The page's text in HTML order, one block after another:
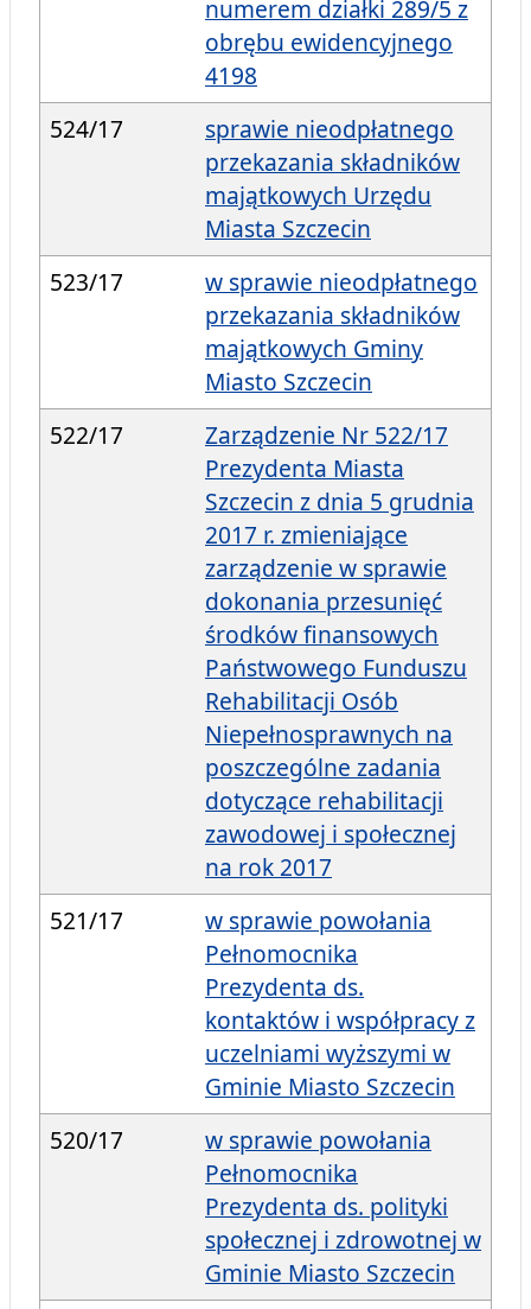
numerem działki 289/5 z
obrębu ewidencyjnego
4198
524/17
sprawie nieodpłatnego
przekazania składników
majątkowych Urzędu
Miasta Szczecin
523/17
w sprawie nieodpłatnego
przekazania składników
majątkowych Gminy
Miasto Szczecin
522/17
Zarządzenie Nr 522/17
Prezydenta Miasta
Szczecin z dnia 5 grudnia
2017 r. zmieniające
zarządzenie w sprawie
dokonania przesunięć
środków finansowych
Państwowego Funduszu
Rehabilitacji Osób
Niepełnosprawnych na
poszczególne zadania
dotyczące rehabilitacji
zawodowej i społecznej
na rok 2017
521/17
w sprawie powołania
Pełnomocnika
Prezydenta ds.
kontaktów i współpracy z
uczelniami wyższymi w
Gminie Miasto Szczecin
520/17
w sprawie powołania
Pełnomocnika
Prezydenta ds. polityki
społecznej i zdrowotnej w
Gminie Miasto Szczecin